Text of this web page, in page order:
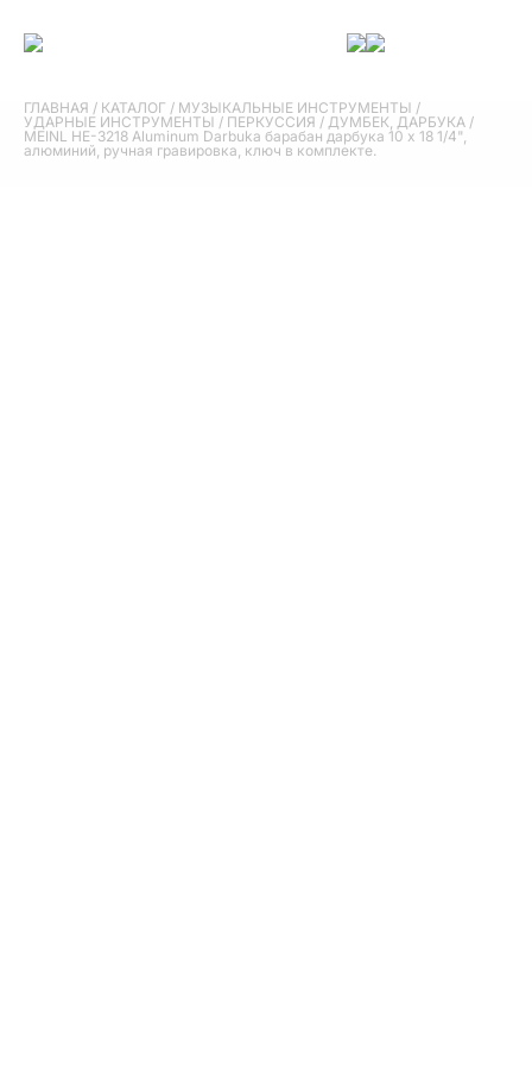
ГЛАВНАЯ / КАТАЛОГ / МУЗЫКАЛЬНЫЕ ИНСТРУМЕНТЫ /
УДАРНЫЕ ИНСТРУМЕНТЫ / ПЕРКУССИЯ / ДУМБЕК, ДАРБУКА /
MEINL HE-3218 Aluminum Darbuka барабан дарбука 10 x 18 1/4",
алюминий, ручная гравировка, ключ в комплекте.